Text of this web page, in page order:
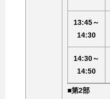
13:45～
14:30
14:30～
14:50
■第2部